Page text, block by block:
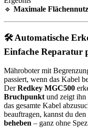
🔹 Maximale
🛠 Automatische
Einfache Reparatur
Mähroboter mit
passiert, wenn das Kabel
DerRedkey MGC500
Bruchpunkt und zeigt ihn
das gesamte Kabel
beauftragen, kannst du
beheben – ganz ohne